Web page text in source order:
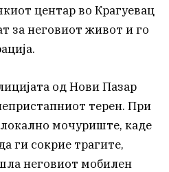
центар во Крагуевац
за неговиот живот и го
од Нови Пазар
терен. При
мочуриште, каде
ги сокрие трагите,
неговиот мобилен